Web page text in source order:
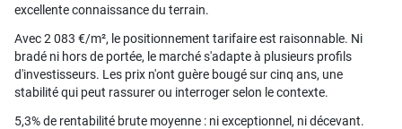
excellente connaissance du terrain.
Avec 2 083 €/m², le positionnement tarifaire est raisonnable. Ni
bradé ni hors de portée, le marché s'adapte à plusieurs profils
d'investisseurs. Les prix n'ont guère bougé sur cinq ans, une
stabilité qui peut rassurer ou interroger selon le contexte.
5,3% de rentabilité brute moyenne : ni exceptionnel, ni décevant.